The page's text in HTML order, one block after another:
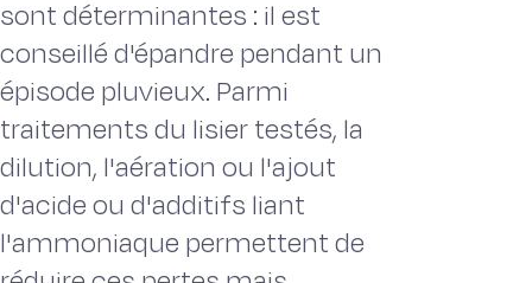
sont déterminantes : il est
conseillé d'épandre pendant un
épisode pluvieux. Parmi
traitements du lisier testés, la
dilution, l'aération ou l'ajout
d'acide ou d'additifs liant
l'ammoniaque permettent de